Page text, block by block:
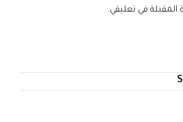
في تعليقي.